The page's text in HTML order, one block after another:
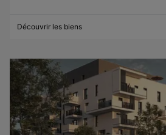
Découvrir les biens